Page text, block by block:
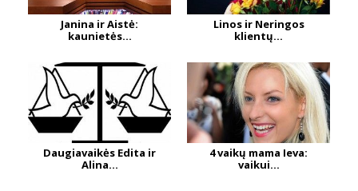
Janina ir Aistė:
kaunietės...
Linos ir Neringos
klientų...
Daugiavaikės Edita ir
Alina...
4 vaikų mama Ieva:
vaikui...